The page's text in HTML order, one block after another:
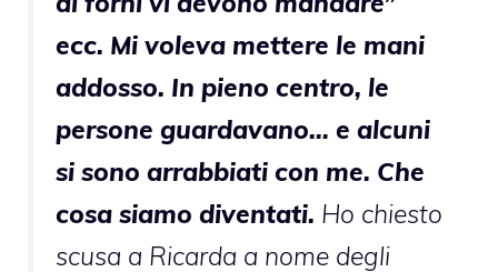
ecc. Mi voleva mettere le mani
addosso. In pieno centro, le
persone guardavano… e alcuni
si sono arrabbiati con me. Che
cosa siamo diventati. Ho chiesto
scusa a Ricarda a nome degli